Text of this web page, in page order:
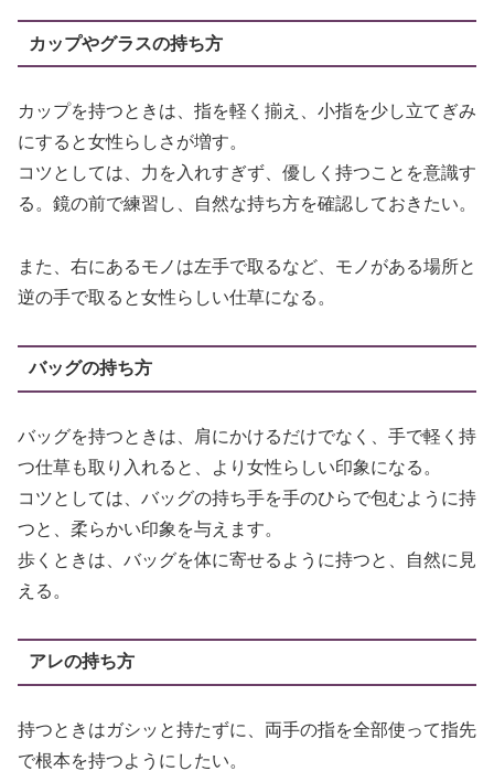
カップやグラスの持ち方
カップを持つときは、指を軽く揃え、小指を少し立てぎみ
にすると女性らしさが増す。
コツとしては、力を入れすぎず、優しく持つことを意識す
る。鏡の前で練習し、自然な持ち方を確認しておきたい。
また、右にあるモノは左手で取るなど、モノがある場所と
逆の手で取ると女性らしい仕草になる。
バッグの持ち方
バッグを持つときは、肩にかけるだけでなく、手で軽く持
つ仕草も取り入れると、より女性らしい印象になる。
コツとしては、バッグの持ち手を手のひらで包むように持
つと、柔らかい印象を与えます。
歩くときは、バッグを体に寄せるように持つと、自然に見
える。
アレの持ち方
持つときはガシッと持たずに、両手の指を全部使って指先
で根本を持つようにしたい。